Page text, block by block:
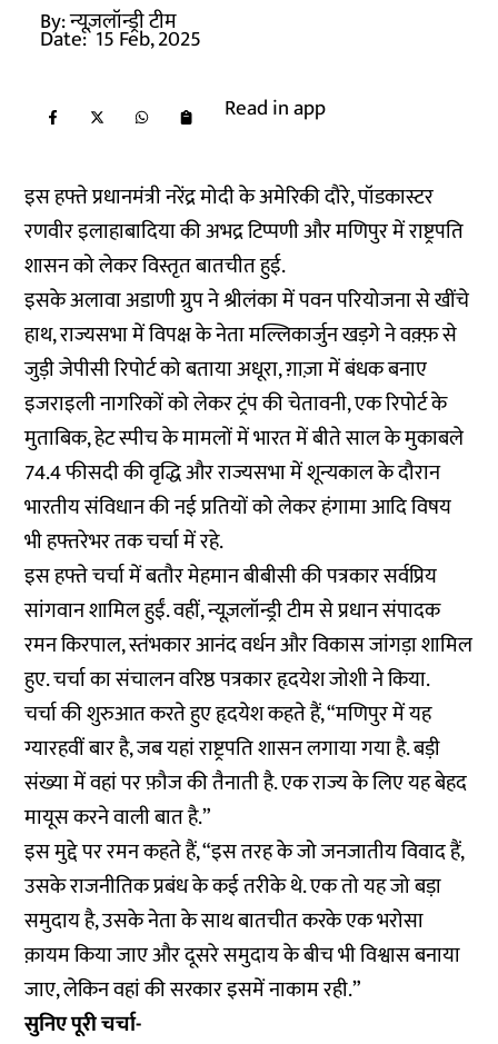
By:न्यूज़लॉन्ड्री टीम
Date: 15 Feb, 2025
Read in app
इस हफ्ते प्रधानमंत्री नरेंद्र मोदी के अमेरिकी दौरे, पॉडकास्टर
रणवीर इलाहाबादिया की अभद्र टिप्पणी और मणिपुर में राष्ट्रपति
शासन को लेकर विस्तृत बातचीत हुई.
इसके अलावा अडाणी ग्रुप ने श्रीलंका में पवन परियोजना से खींचे
हाथ, राज्यसभा में विपक्ष के नेता मल्लिकार्जुन खड़गे ने वक़्फ़ से
जुड़ी जेपीसी रिपोर्ट को बताया अधूरा, ग़ाज़ा में बंधक बनाए
इजराइली नागरिकों को लेकर ट्रंप की चेतावनी, एक रिपोर्ट के
मुताबिक, हेट स्पीच के मामलों में भारत में बीते साल के मुकाबले
74.4 फीसदी की वृद्धि और राज्यसभा में शून्यकाल के दौरान
भारतीय संविधान की नई प्रतियों को लेकर हंगामा आदि विषय
भी हफ्तरेभर तक चर्चा में रहे.
इस हफ्ते चर्चा में बतौर मेहमान बीबीसी की पत्रकार सर्वप्रिय
सांगवान शामिल हुईं. वहीं, न्यूज़लॉन्ड्री टीम से प्रधान संपादक
रमन किरपाल, स्तंभकार आनंद वर्धन और विकास जांगड़ा शामिल
हुए. चर्चा का संचालन वरिष्ठ पत्रकार हृदयेश जोशी ने किया.
चर्चा की शुरुआत करते हुए हृदयेश कहते हैं, “मणिपुर में यह
ग्यारहवीं बार है, जब यहां राष्ट्रपति शासन लगाया गया है. बड़ी
संख्या में वहां पर फ़ौज की तैनाती है. एक राज्य के लिए यह बेहद
मायूस करने वाली बात है.”
इस मुद्दे पर रमन कहते हैं, “इस तरह के जो जनजातीय विवाद हैं,
उसके राजनीतिक प्रबंध के कई तरीके थे. एक तो यह जो बड़ा
समुदाय है, उसके नेता के साथ बातचीत करके एक भरोसा
क़ायम किया जाए और दूसरे समुदाय के बीच भी विश्वास बनाया
जाए, लेकिन वहां की सरकार इसमें नाकाम रही.”
सुनिए पूरी चर्चा-